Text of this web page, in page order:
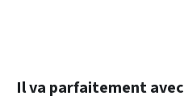
Ignorer la galerie de produits
Il va parfaitement avec